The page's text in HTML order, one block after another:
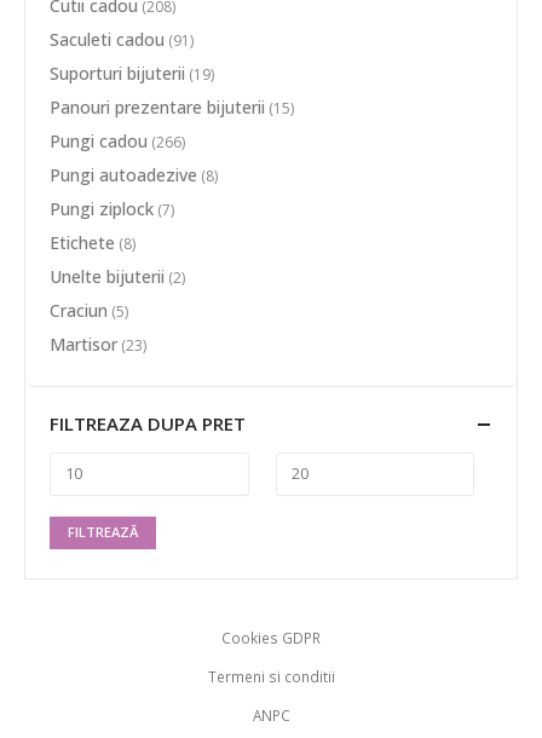
Cutii cadou (208)
Saculeti cadou (91)
Suporturi bijuterii (19)
Panouri prezentare bijuterii (15)
Pungi cadou (266)
Pungi autoadezive (8)
Pungi ziplock (7)
Etichete (8)
Unelte bijuterii (2)
Craciun (5)
Martisor (23)
FILTREAZA DUPA PRET
FILTREAZĂ
Cookies GDPR
Termeni si conditii
ANPC